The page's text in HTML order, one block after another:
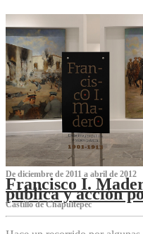
De diciembre de 2011 a abril de 2012
Francisco I.
pública y acción
Castillo de Chapultepec